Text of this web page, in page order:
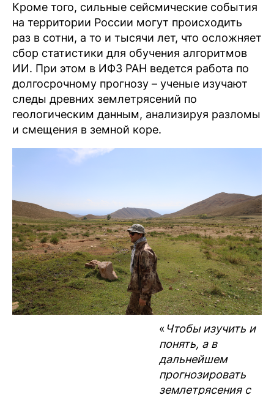
Кроме того, сильные сейсмические события
на территории России могут происходить
раз в сотни, а то и тысячи лет, что осложняет
сбор статистики для обучения алгоритмов
ИИ. При этом в ИФЗ РАН ведется работа по
долгосрочному прогнозу – ученые изучают
следы древних землетрясений по
геологическим данным, анализируя разломы
и смещения в земной коре.
«Чтобы изучить и
понять, а в
дальнейшем
прогнозировать
землетрясения с